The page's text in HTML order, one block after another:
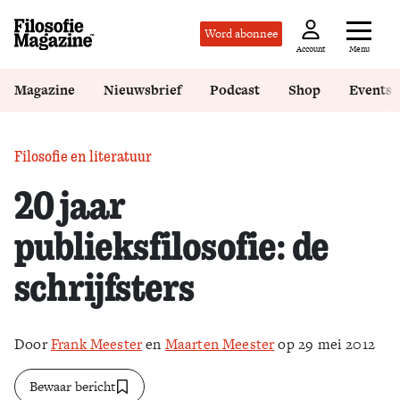
Word abonnee
Account Menu
Magazine Nieuwsbrief Podcast Shop Events
Filosofie en literatuur
20 jaar
publieksfilosofie: de
schrijfsters
DoorFrank Meesteren Maarten Meesterop 29 mei 2012
Bewaar bericht